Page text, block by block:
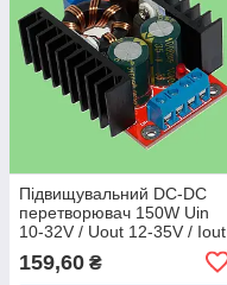
Підвищувальний DC-DC
перетворювач 150W Uin
10-32V / Uout 12-35V / Iout
159,60 ₴